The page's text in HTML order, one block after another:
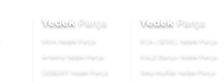
Yedek Parça
VitrA Yedek Parça
Artema Yedek Parça
GEBERİT Yedek Parça
Yedek Parça
ECA | SEREL Yedek Parça
KALE Banyo Yedek Parça
Teka Mutfak Yedek Parça